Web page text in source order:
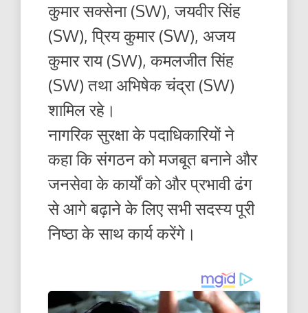
कुमार सक्सेना (SW), जयवीर सिंह
(SW), प्रिय कुमार (SW), अजय
कुमार राय (SW), कमलजीत सिंह
(SW) तथा अभिषेक चंद्रा (SW)
शामिल रहे।
नागरिक सुरक्षा के पदाधिकारियों ने
कहा कि संगठन को मजबूत बनाने और
जनसेवा के कार्यों को और प्रभावी ढंग
से आगे बढ़ाने के लिए सभी सदस्य पूरी
निष्ठा के साथ कार्य करेंगे।